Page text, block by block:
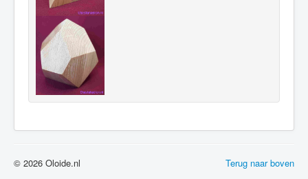
Terug naar boven
© 2026 Oloide.nl